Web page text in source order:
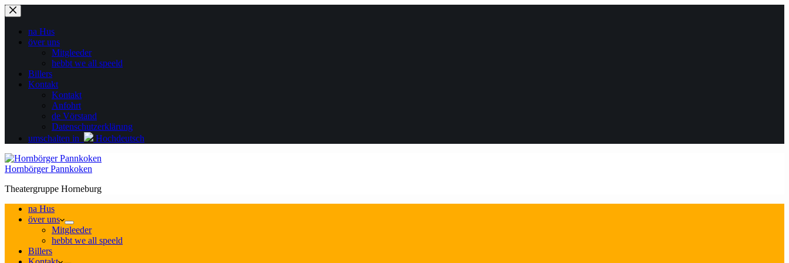
Zum
Inhalt
springenna Hus
över uns
Mitgleeder
hebbt we all speeld
Billers
Kontakt
Kontakt
Anfohrt
de Vörstand
Datenschutzerklärung
umschalten in
Hochdeutsch
Hornbörger Pannkoken
Theatergruppe Horneburg
na Hus
över uns
Mitgleeder
hebbt we all speeld
Billers